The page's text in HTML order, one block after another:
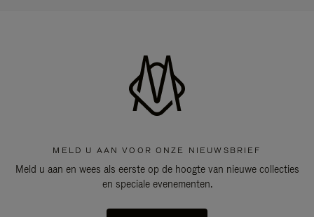
MELD U AAN VOOR ONZE NIEUWSBRIEF
Meld u aan en wees als eerste op de hoogte van nieuwe collecties
en speciale evenementen.